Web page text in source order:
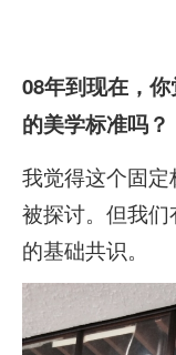
08年到现在，
的美学标准吗？
我觉得这个固
被探讨。但我
的基础共识。